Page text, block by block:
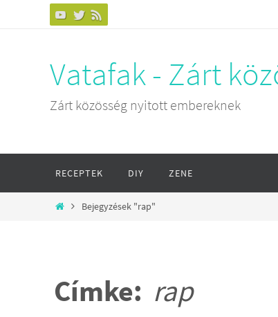
Megszakítás
Vatafak - Zárt
Zárt közösség nyitott embereknek
RECEPTEK
DIY ZENE
OtthonBejegyzések "rap"
Címke: rap